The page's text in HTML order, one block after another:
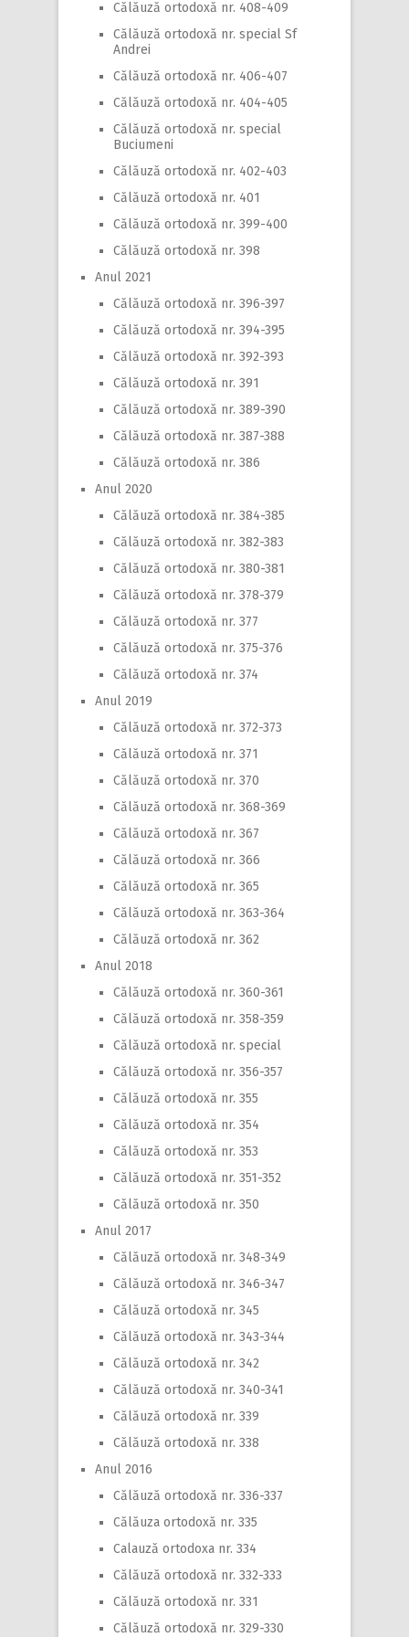
Călăuză ortodoxă nr. 408-409
Călăuză ortodoxă nr. special Sf
Andrei
Călăuză ortodoxă nr. 406-407
Călăuză ortodoxă nr. 404-405
Călăuză ortodoxă nr. special
Buciumeni
Călăuză ortodoxă nr. 402-403
Călăuză ortodoxă nr. 401
Călăuză ortodoxă nr. 399-400
Călăuză ortodoxă nr. 398
Anul 2021
Călăuză ortodoxă nr. 396-397
Călăuză ortodoxă nr. 394-395
Călăuză ortodoxă nr. 392-393
Călăuză ortodoxă nr. 391
Călăuză ortodoxă nr. 389-390
Călăuză ortodoxă nr. 387-388
Călăuză ortodoxă nr. 386
Anul 2020
Călăuză ortodoxă nr. 384-385
Călăuză ortodoxă nr. 382-383
Călăuză ortodoxă nr. 380-381
Călăuză ortodoxă nr. 378-379
Călăuză ortodoxă nr. 377
Călăuză ortodoxă nr. 375-376
Călăuză ortodoxă nr. 374
Anul 2019
Călăuză ortodoxă nr. 372-373
Călăuză ortodoxă nr. 371
Călăuză ortodoxă nr. 370
Călăuză ortodoxă nr. 368-369
Călăuză ortodoxă nr. 367
Călăuză ortodoxă nr. 366
Călăuză ortodoxă nr. 365
Călăuză ortodoxă nr. 363-364
Călăuză ortodoxă nr. 362
Anul 2018
Călăuză ortodoxă nr. 360-361
Călăuză ortodoxă nr. 358-359
Călăuză ortodoxă nr. special
Călăuză ortodoxă nr. 356-357
Călăuză ortodoxă nr. 355
Călăuză ortodoxă nr. 354
Călăuză ortodoxă nr. 353
Călăuză ortodoxă nr. 351-352
Călăuză ortodoxă nr. 350
Anul 2017
Călăuză ortodoxă nr. 348-349
Călăuză ortodoxă nr. 346-347
Călăuză ortodoxă nr. 345
Călăuză ortodoxă nr. 343-344
Călăuză ortodoxă nr. 342
Călăuză ortodoxă nr. 340-341
Călăuză ortodoxă nr. 339
Călăuză ortodoxă nr. 338
Anul 2016
Călăuză ortodoxă nr. 336-337
Călăuza ortodoxă nr. 335
Calauză ortodoxa nr. 334
Călăuză ortodoxă nr. 332-333
Călăuză ortodoxă nr. 331
Călăuză ortodoxă nr. 329-330